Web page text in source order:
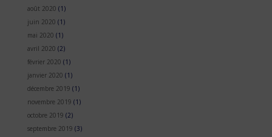
août 2020 (1)
juin 2020 (1)
mai 2020 (1)
avril 2020 (2)
février 2020 (1)
janvier 2020 (1)
décembre 2019 (1)
novembre 2019 (1)
octobre 2019 (2)
septembre 2019 (3)